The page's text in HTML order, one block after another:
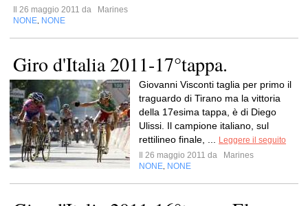
Il 26 maggio 2011 da
Marines
NONE NONE
Giro d'Italia 2011-17°tappa.
Giovanni Visconti taglia per primo il
traguardo di Tirano ma la vittoria
della 17esima tappa, è di Diego
Ulissi. Il campione italiano, sul
rettilineo finale, ...
Leggere il seguito
Il 26 maggio 2011 da
Marines
NONE NONE